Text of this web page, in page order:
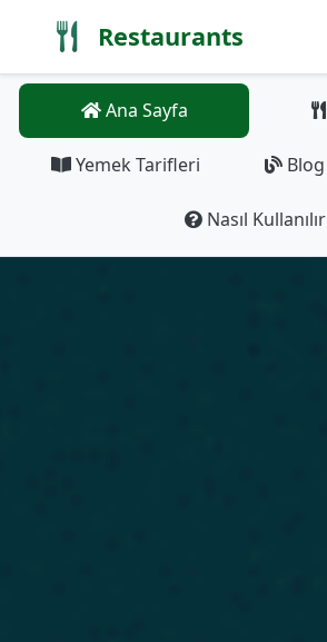
Restaurants
Ana Sayfa
Yemek Tarifleri Blog
Nasıl Kullanılır